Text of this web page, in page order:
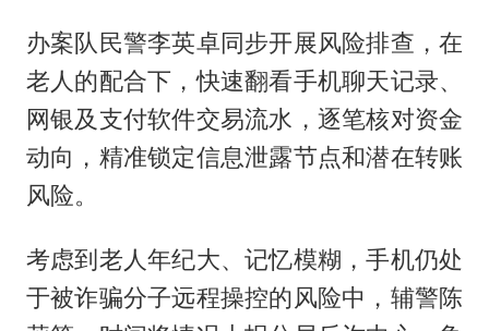
办案队民警李英卓同步开展风险排查，在
老人的配合下，快速翻看手机聊天记录、
网银及支付软件交易流水，逐笔核对资金
动向，精准锁定信息泄露节点和潜在转账
风险。
考虑到老人年纪大、记忆模糊，手机仍处
于被诈骗分子远程操控的风险中，辅警陈